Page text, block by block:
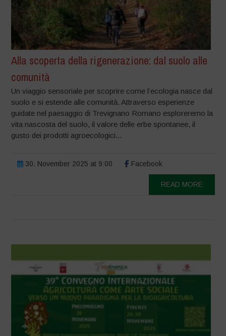
Alla scoperta della rigenerazione: dal suolo alle
comunità
Un viaggio sensoriale per scoprire come l’ecologia nasce dal
suolo e si estende alle comunità. Attraverso esperienze
guidate nel paesaggio di Trevignano Romano esploreremo la
vita nascosta del suolo, il valore delle erbe spontanee, il
gusto dei prodotti agroecologici...
30. November 2025 at 9:00 Facebook
READ MORE